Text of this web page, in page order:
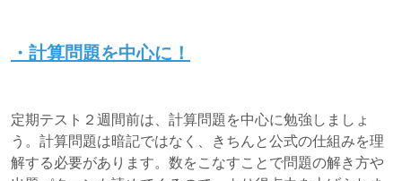
・計算問題を中心に！
定期テスト２週間前は、計算問題を中心に勉強しましょ
う。計算問題は暗記ではなく、きちんと公式の仕組みを理
解する必要があります。数をこなすことで問題の解き方や